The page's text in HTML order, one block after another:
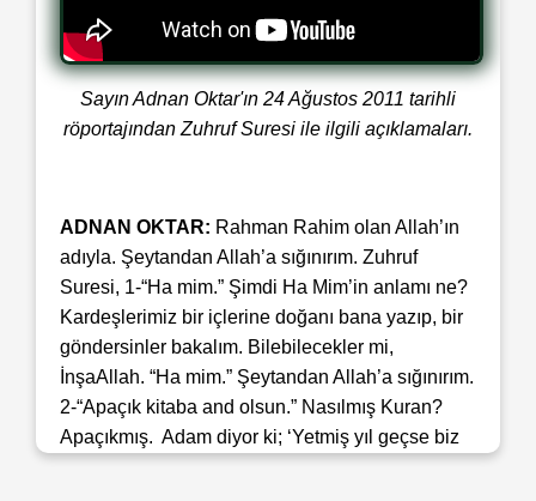
Sayın Adnan Oktar'ın 24 Ağustos 2011 tarihli
röportajından Zuhruf Suresi ile ilgili açıklamaları.
ADNAN OKTAR: Rahman Rahim olan Allah’ın
adıyla. Şeytandan Allah’a sığınırım. Zuhruf
Suresi, 1-“Ha mim.” Şimdi Ha Mim’in anlamı ne?
Kardeşlerimiz bir içlerine doğanı bana yazıp, bir
göndersinler bakalım. Bilebilecekler mi,
İnşaAllah. “Ha mim.” Şeytandan Allah’a sığınırım.
2-“Apaçık kitaba and olsun.” Nasılmış Kuran?
Apaçıkmış. Adam diyor ki; ‘Yetmiş yıl geçse biz